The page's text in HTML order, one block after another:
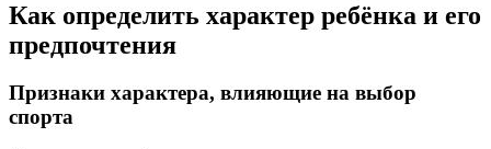
Как определить характер ребёнка и его
предпочтения
Признаки характера, влияющие на выбор
спорта